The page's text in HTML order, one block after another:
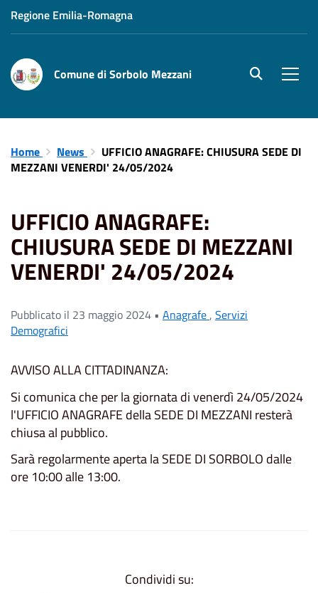
Regione Emilia-Romagna
Comune di Sorbolo Mezzani site.searc
Home News
UFFICIO ANAGRAFE: CHIUSURA SEDE DI
MEZZANI VENERDI' 24/05/2024
UFFICIO ANAGRAFE:
CHIUSURA SEDE DI MEZZANI
VENERDI' 24/05/2024
Pubblicato il 23 maggio 2024 • Anagrafe, Servizi
Demografici
AVVISO ALLA CITTADINANZA:
Si comunica che per la giornata di venerdì 24/05/2024
l'UFFICIO ANAGRAFE della SEDE DI MEZZANI resterà
chiusa al pubblico.
Sarà regolarmente aperta la SEDE DI SORBOLO dalle
ore 10:00 alle 13:00.
Condividi su: